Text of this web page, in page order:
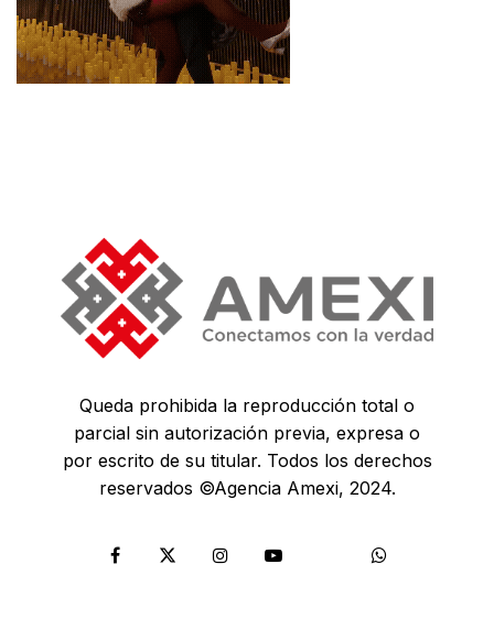
Queda prohibida la reproducción total o
parcial sin autorización previa, expresa o
por escrito de su titular. Todos los derechos
reservados ©Agencia Amexi, 2024.